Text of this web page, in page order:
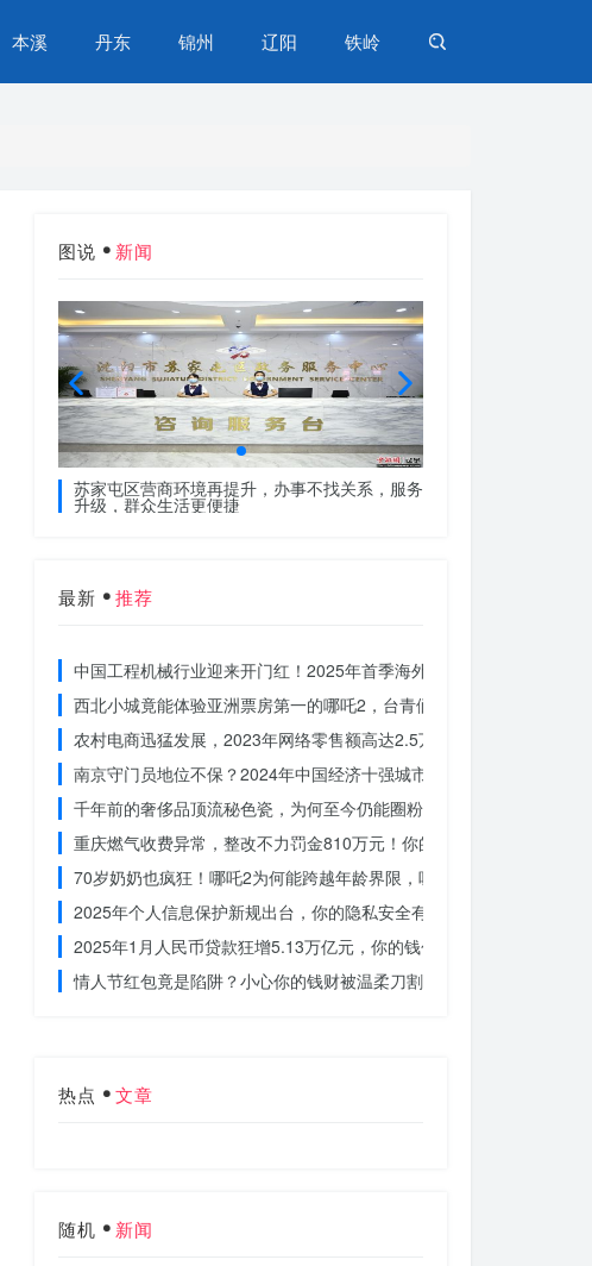
本溪 丹东 锦州 辽阳 铁岭
图说 新闻
苏家屯区营商环境再提升，办事不找关系，服务
升级，群众生活更便捷
最新 推荐
中国工程机械行业迎来开门红！2025年首季海外订单激增，你准备好
西北小城竟能体验亚洲票房第一的哪吒2，台青们为何如此惊叹？
农村电商迅猛发展，2023年网络零售额高达2.5万亿！你还在等什么？
南京守门员地位不保？2024年中国经济十强城市大洗牌
千年前的奢侈品顶流秘色瓷，为何至今仍能圈粉世界？揭秘其神秘魅力
重庆燃气收费异常，整改不力罚金810万元！你的权益被侵犯了吗？
70岁奶奶也疯狂！哪吒2为何能跨越年龄界限，吸引全民观影？
2025年个人信息保护新规出台，你的隐私安全有保障了吗？
2025年1月人民币贷款狂增5.13万亿元，你的钱包准备好了吗？
情人节红包竟是陷阱？小心你的钱财被温柔刀割走
热点 文章
随机 新闻